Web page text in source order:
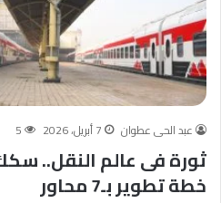
عبد الحى عطوان 7 أبريل، 2026 5
ثورة فى عالم النقل..
خطة تطوير بـ7 محاور